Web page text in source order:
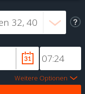
Weitere Optionen